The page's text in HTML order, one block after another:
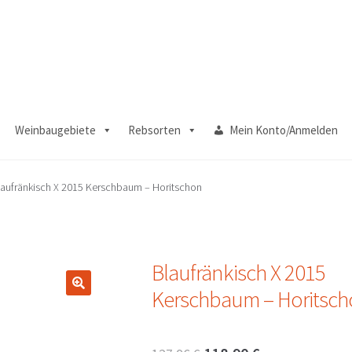
Weinbaugebiete Rebsorten Mein Konto/Anmelden
X 2015 Kerschbaum – Horitschon
Blaufränkisch X 2015
Kerschbaum –